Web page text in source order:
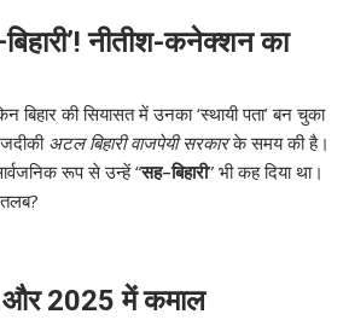
नीतीश-कनेक्शन का
की सियासत में उनका ‘स्थायी पता’ बन चुका
अटल बिहारी वाजपेयी सरकारके समय की है।
रूप से उन्हें “सह–बिहारी” भी कह दिया था।
और 2025 में कमाल